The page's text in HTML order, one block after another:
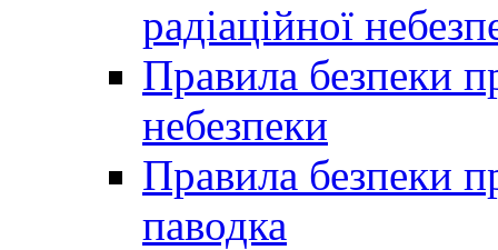
радіаційної
Правила безпеки
небезпеки
Правила безпеки
паводка